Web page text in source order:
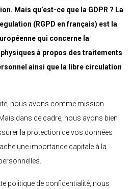
Mais qu’est-ce que la GDPR ? La
(RGPD en français) est la
qui concerne la
à propos des traitements
ainsi que la libre circulation
nous avons comme mission
dans ce cadre, nous avons bien
la protection de vos données
une importance capitale à la
politique de confidentialité, nous